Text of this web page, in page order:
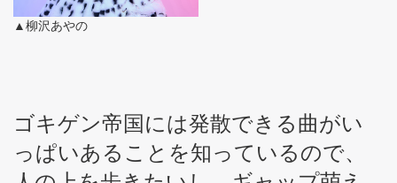
▲柳沢あやの
ゴキゲン帝国には発散できる曲がい
っぱいあることを知っているので、